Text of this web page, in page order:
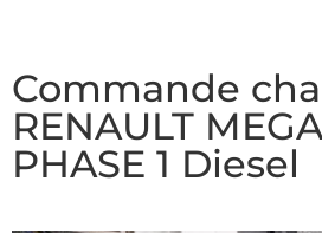
Commande
RENAULT
PHASE 1 Diesel